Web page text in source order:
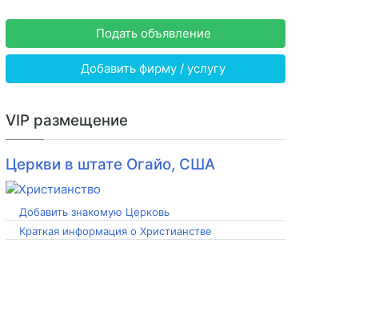
Подать объявление
Добавить фирму / услугу
VIP размещение
Церкви в штате Огайо, США
Добавить знакомую Церковь
Краткая информация о Христианстве